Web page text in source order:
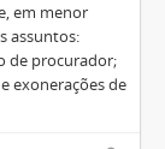
em menor
assuntos:
de procurador;
exonerações de